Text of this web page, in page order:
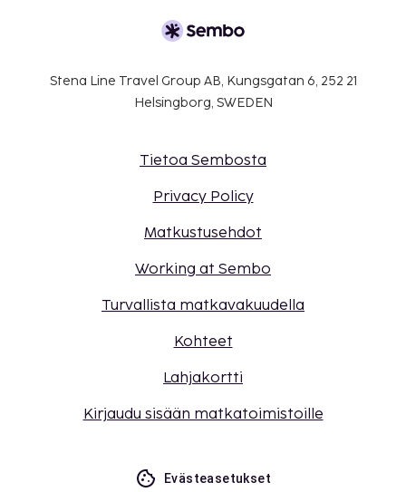
Stena Line Travel Group AB, Kungsgatan 6, 252 21
Helsingborg, SWEDEN
Tietoa Sembosta
Privacy Policy
Matkustusehdot
Working at Sembo
Turvallista matkavakuudella
Kohteet
Lahjakortti
Kirjaudu sisään matkatoimistoille
Evästeasetukset